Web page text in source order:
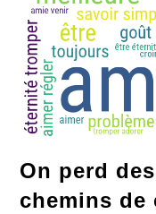
On perd
chemins de